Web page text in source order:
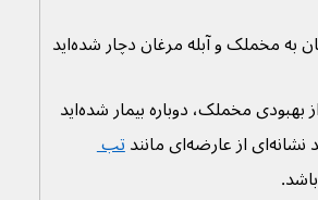
به مخملک و آبله مرغان دچار شده‌اید
هفته‌ها پس از بهبودی مخملک، دوباره بیمار شده‌اید
تب
باشد.